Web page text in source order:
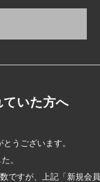
いた方へ
うございます。
。
ですが、上記「新規会員